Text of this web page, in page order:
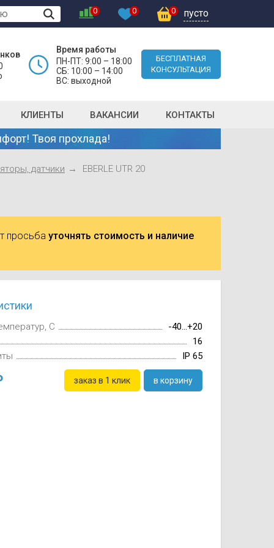
0 0 0 пусто
Время работы
ПН-ПТ: 9:00 – 18:00
СБ: 10:00 – 14:00
ВС: выходной
БЕСПЛАТНАЯ
КОНСУЛЬТАЦИЯ
КЛИЕНТЫ ВАКАНСИИ КОНТАКТЫ
Твоя прохлада!
датчики EBERLE UTR 20
просьба уточнять стоимость и наличие
C
-40...+20
16
IP 65
заказ в 1 клик в корзину